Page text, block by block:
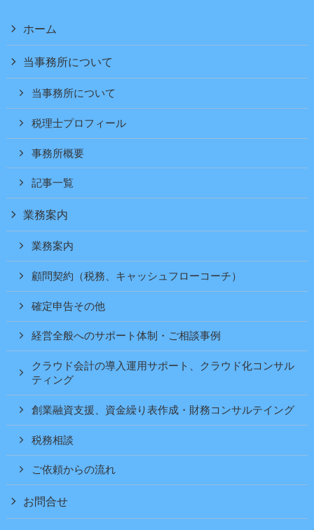
ホーム
当事務所について
当事務所について
税理士プロフィール
事務所概要
記事一覧
業務案内
業務案内
顧問契約（税務、キャッシュフローコーチ）
確定申告その他
経営全般へのサポート体制・ご相談事例
クラウド会計の導入運用サポート、クラウド化コンサル
ティング
創業融資支援、資金繰り表作成・財務コンサルテイング
税務相談
ご依頼からの流れ
お問合せ